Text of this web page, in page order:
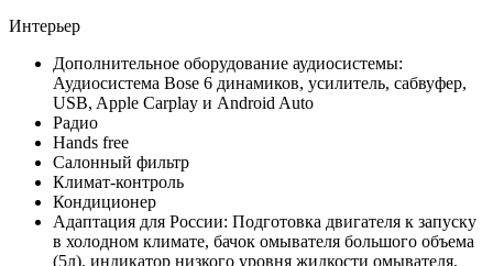
Интерьер
Дополнительное оборудование аудиосистемы:
Аудиосистема Bose 6 динамиков, усилитель, сабвуфер,
USB, Apple Carplay и Android Auto
Радио
Hands free
Салонный фильтр
Климат-контроль
Кондиционер
Адаптация для России: Подготовка двигателя к запуску
в холодном климате, бачок омывателя большого объема
(5л), индикатор низкого уровня жидкости омывателя,